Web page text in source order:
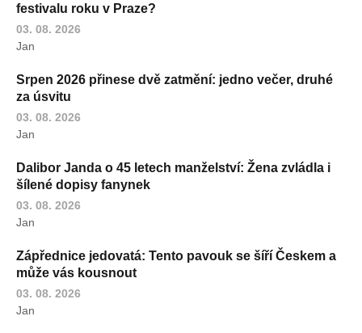
festivalu roku v Praze?
03. 08. 2026
Jan
Srpen 2026 přinese dvě zatmění: jedno večer, druhé
za úsvitu
03. 08. 2026
Jan
Dalibor Janda o 45 letech manželství: Žena zvládla i
šílené dopisy fanynek
03. 08. 2026
Jan
Zápřednice jedovatá: Tento pavouk se šíří Českem a
může vás kousnout
03. 08. 2026
Jan